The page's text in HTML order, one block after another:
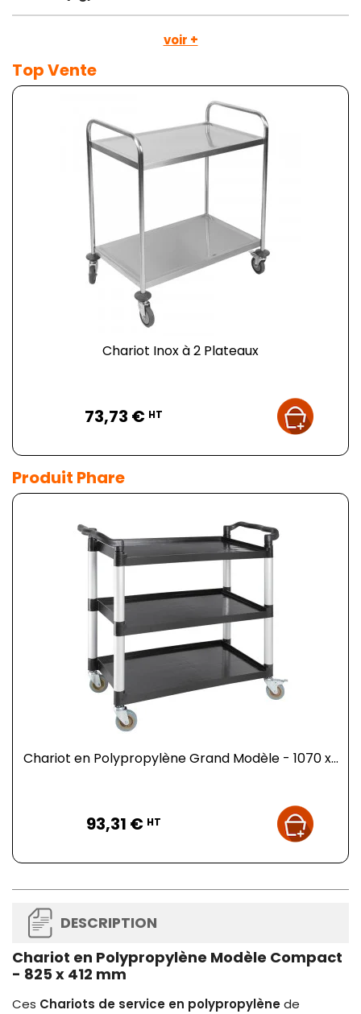
voir +
Top Vente
Chariot Inox à 2 Plateaux
73,73 € HT
Produit Phare
Chariot en Polypropylène Grand Modèle - 1070 x...
93,31 € HT
DESCRIPTION
Chariot en Polypropylène Modèle Compact
- 825 x 412 mm
Ces Chariots de service en polypropylènede